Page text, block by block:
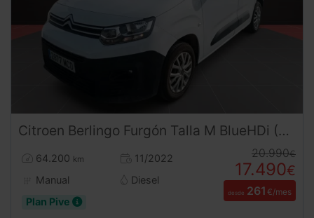
Citroen Berlingo Furgón Talla M BlueHDi (2022) | Eficiencia y Agilidad Urbana | Desde 260 € al mes
64.200 km
11/2022
Manual
Diesel
Plan Pive
20.990€
17.490€
desde 261 €/mes